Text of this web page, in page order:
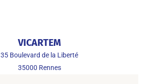
VICARTEM
35 Boulevard de la Liberté
35000 Rennes